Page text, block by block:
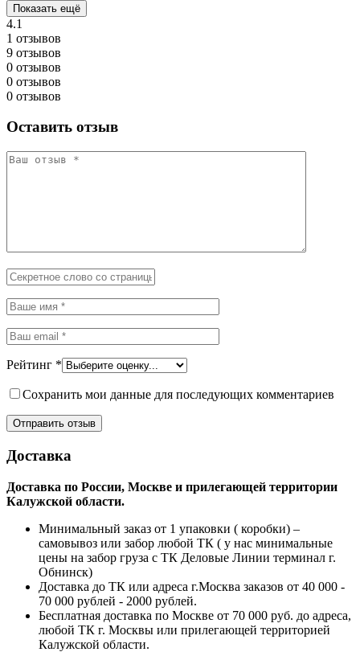
Показать ещё
4.1
1 отзывов
9 отзывов
0 отзывов
0 отзывов
0 отзывов
Оставить отзыв
Рейтинг *
Сохранить мои данные для последующих комментариев
Доставка
Доставка по России, Москве и прилегающей территории
Калужской области.
Минимальный заказ от 1 упаковки ( коробки) –
самовывоз или забор любой ТК ( у нас минимальные
цены на забор груза с ТК Деловые Линии терминал г.
Обнинск)
Доставка до ТК или адреса г.Москва заказов от 40 000 -
70 000 рублей - 2000 рублей.
Бесплатная доставка по Москве от 70 000 руб. до адреса,
любой ТК г. Москвы или прилегающей территорией
Калужской области.